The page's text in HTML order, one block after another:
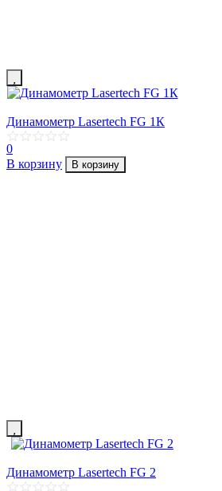
Динамометр Lasertech FG 1К
0
В корзину
В корзину
Динамометр Lasertech FG 2